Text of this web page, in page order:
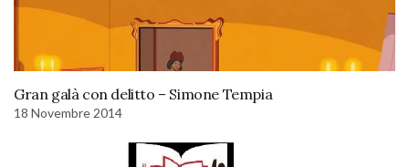
Gran galà con delitto – Simone Tempia
18 Novembre 2014